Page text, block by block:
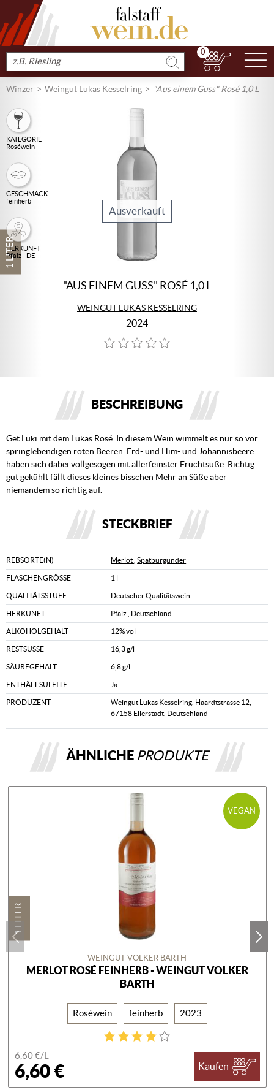
Produkt
suchen
0
Winzer Weingut Lukas Kesselring "Aus einem Guss" Rosé 1,0 L
1 LITER
KATEGORIE
Roséwein
GESCHMACK
feinherb
HERKUNFT
Pfalz - DE
Ausverkauft
"AUS EINEM GUSS" ROSÉ 1,0 L
WEINGUT LUKAS KESSELRING
2024
BESCHREIBUNG
Get Luki mit dem Lukas Rosé. In diesem Wein wimmelt es nur so vor
springlebendigen roten Beeren. Erd- und Him- und Johannisbeere
haben sich dabei vollgesogen mit allerfeinster Fruchtsüße. Richtig
gut gekühlt fällt dieses kleines bisschen Mehr an Süße aber
niemandem so richtig auf.
STECKBRIEF
REBSORTE(N) Merlot ,Spätburgunder
FLASCHENGRÖSSE 1 l
QUALITÄTSSTUFE Deutscher Qualitätswein
HERKUNFT Pfalz Deutschland
ALKOHOLGEHALT 12% vol
RESTSÜSSE 16,3 g/l
SÄUREGEHALT 6,8 g/l
ENTHÄLT SULFITE Ja
PRODUZENT
Weingut Lukas Kesselring, Haardtstrasse 12,
67158 Ellerstadt, Deutschland
ÄHNLICHE PRODUKTE
VEGAN
1 LITER
WEINGUT VOLKER BARTH
MERLOT ROSÉ FEINHERB - WEINGUT VOLKER
BARTH
Roséwein feinherb 2023
6,60 €/L
6,60 € Kaufen